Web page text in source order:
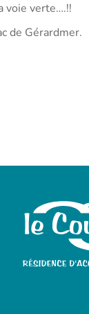
voie verte….!!
de Gérardmer.